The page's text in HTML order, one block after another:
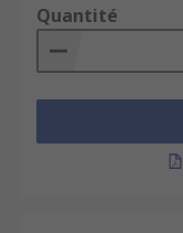
Quantité